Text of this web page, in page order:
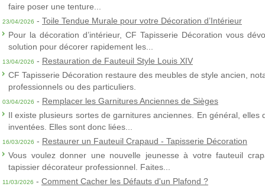
faire poser une tenture...
23/04/2026 - Toile Tendue Murale pour votre Décoration d’Intérieur
Pour la décoration d’intérieur, CF Tapisserie Décoration vous
solution pour décorer rapidement les...
13/04/2026 - Restauration de Fauteuil Style Louis XIV
CF Tapisserie Décoration restaure des meubles de style ancien,
professionnels ou des particuliers.
03/04/2026 - Remplacer les Garnitures Anciennes de Sièges
Il existe plusieurs sortes de garnitures anciennes. En général, elles
inventées. Elles sont donc liées...
16/03/2026 - Restaurer un Fauteuil Crapaud - Tapisserie Décoration
Vous voulez donner une nouvelle jeunesse à votre fauteuil
tapissier décorateur professionnel. Faites...
11/03/2026 - Comment Cacher les Défauts d'un Plafond ?